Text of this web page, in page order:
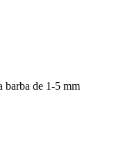
barba de 1-5 mm